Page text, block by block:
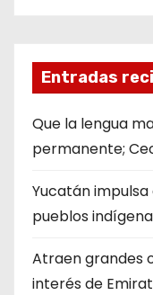
Entradas
Que la lengua
permanente;
Yucatán
pueblos
Atraen grandes
interés de